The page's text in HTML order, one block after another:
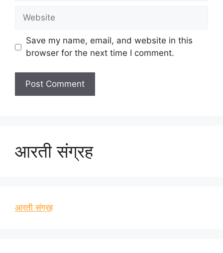
Website
Save my name, email, and website in this
browser for the next time I comment.
आरती संग्रह
आरती संग्रह